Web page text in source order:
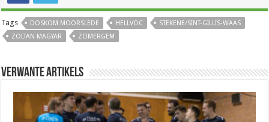
Tags DOSKOM MOORSLEDE HELLVOC
STEKENE/SINT-GILLIS-WAAS
ZOLTAN MAGYAR
ZOMERGEM
Verwante artikels